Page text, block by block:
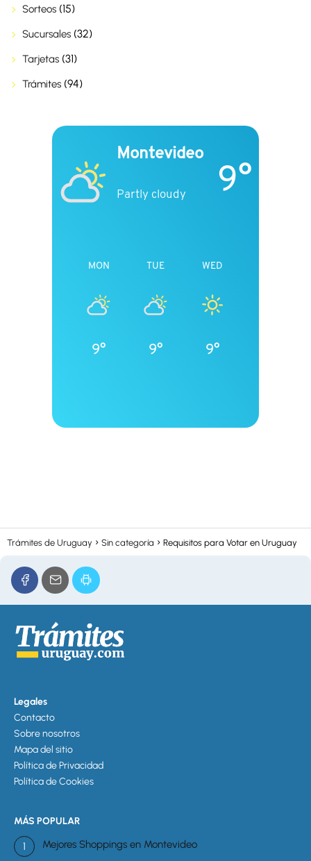
Sorteos (15)
Sucursales (32)
Tarjetas (31)
Trámites (94)
Montevideo
Partly cloudy 9°
MON
9°
TUE
9°
WED
9°
Trámites de Uruguay Sin categoría Requisitos para Votar en Uruguay
Legales
Contacto
Sobre nosotros
Mapa del sitio
Política de Privacidad
Política de Cookies
MÁS POPULAR
Mejores Shoppings en Montevideo